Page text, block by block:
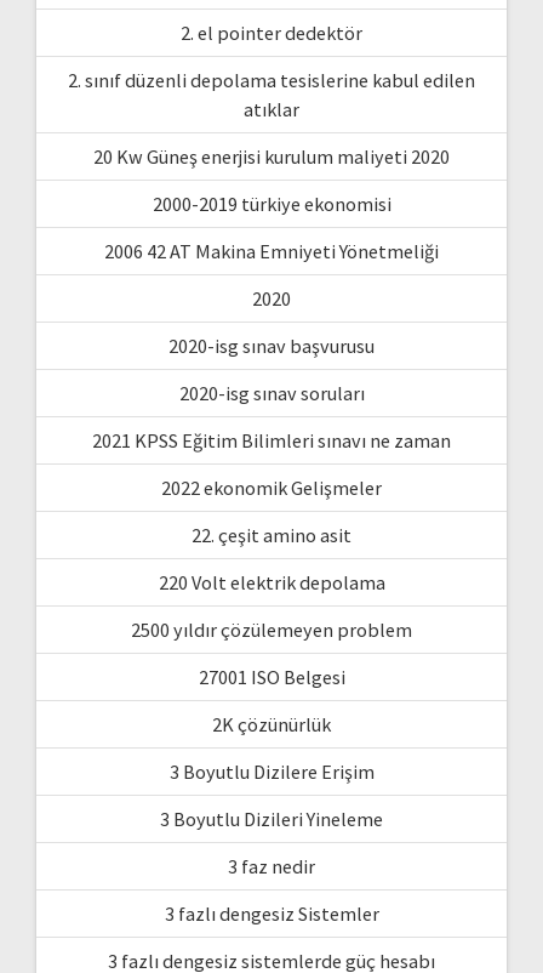
2. el pointer dedektör
2. sınıf düzenli depolama tesislerine kabul edilen
atıklar
20 Kw Güneş enerjisi kurulum maliyeti 2020
2000-2019 türkiye ekonomisi
2006 42 AT Makina Emniyeti Yönetmeliği
2020
2020-isg sınav başvurusu
2020-isg sınav soruları
2021 KPSS Eğitim Bilimleri sınavı ne zaman
2022 ekonomik Gelişmeler
22. çeşit amino asit
220 Volt elektrik depolama
2500 yıldır çözülemeyen problem
27001 ISO Belgesi
2K çözünürlük
3 Boyutlu Dizilere Erişim
3 Boyutlu Dizileri Yineleme
3 faz nedir
3 fazlı dengesiz Sistemler
3 fazlı dengesiz sistemlerde güç hesabı